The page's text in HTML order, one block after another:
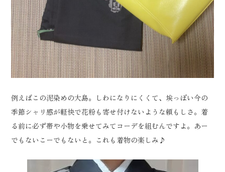
例えばこの泥染めの大島。しわになりにくくて、埃っぽい今の
季節シャリ感が軽快で花粉も寄せ付けないような頼もしさ。着
る前に必ず帯や小物を乗せてみてコーデを組むんですよ。あー
でもないこーでもないと。これも着物の楽しみ♪